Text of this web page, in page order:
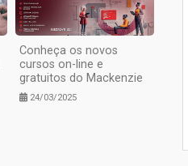
Conheça os novos
cursos on-line e
gratuitos do Mackenzie
24/03/2025